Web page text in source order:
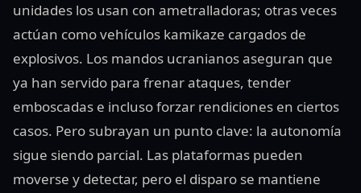
unidades los usan con ametralladoras; otras veces
actúan como vehículos kamikaze cargados de
explosivos. Los mandos ucranianos aseguran que
ya han servido para frenar ataques, tender
emboscadas e incluso forzar rendiciones en ciertos
casos. Pero subrayan un punto clave: la autonomía
sigue siendo parcial. Las plataformas pueden
moverse y detectar, pero el disparo se mantiene